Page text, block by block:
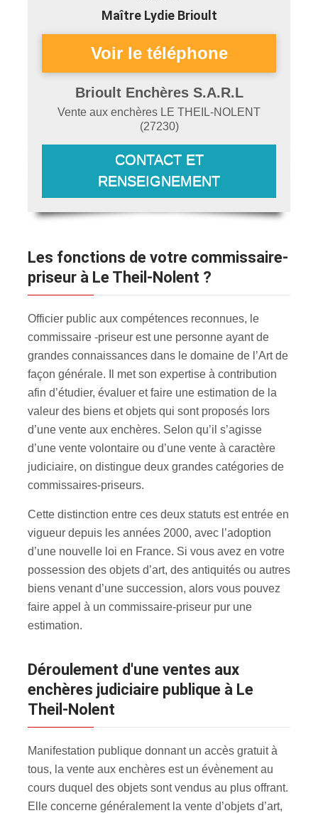
Maître Lydie Brioult
Brioult Enchères S.A.R.L
Vente aux enchères LE THEIL-NOLENT
(27230)
CONTACT ET
RENSEIGNEMENT
Les fonctions de votre commissaire-
priseur à Le Theil-Nolent ?
Officier public aux compétences reconnues, le
commissaire -priseur est une personne ayant de
grandes connaissances dans le domaine de l’Art de
façon générale. Il met son expertise à contribution
afin d’étudier, évaluer et faire une estimation de la
valeur des biens et objets qui sont proposés lors
d’une vente aux enchères. Selon qu’il s’agisse
d’une vente volontaire ou d’une vente à caractère
judiciaire, on distingue deux grandes catégories de
commissaires-priseurs.
Cette distinction entre ces deux statuts est entrée en
vigueur depuis les années 2000, avec l’adoption
d’une nouvelle loi en France. Si vous avez en votre
possession des objets d’art, des antiquités ou autres
biens venant d’une succession, alors vous pouvez
faire appel à un commissaire-priseur pur une
estimation.
Déroulement d'une ventes aux
enchères judiciaire publique à Le
Theil-Nolent
Manifestation publique donnant un accès gratuit à
tous, la vente aux enchères est un évènement au
cours duquel des objets sont vendus au plus offrant.
Elle concerne généralement la vente d’objets d’art,